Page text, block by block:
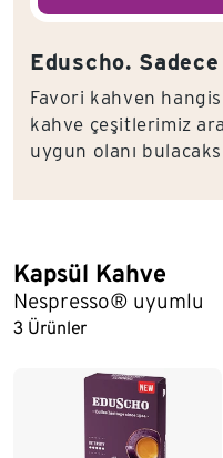
Eduscho.
Favori kahven
kahve çeşitlerimiz
uygun olanı
Kapsül Kahve
Nespresso® uyumlu
3 Ürünler
Liste sonu